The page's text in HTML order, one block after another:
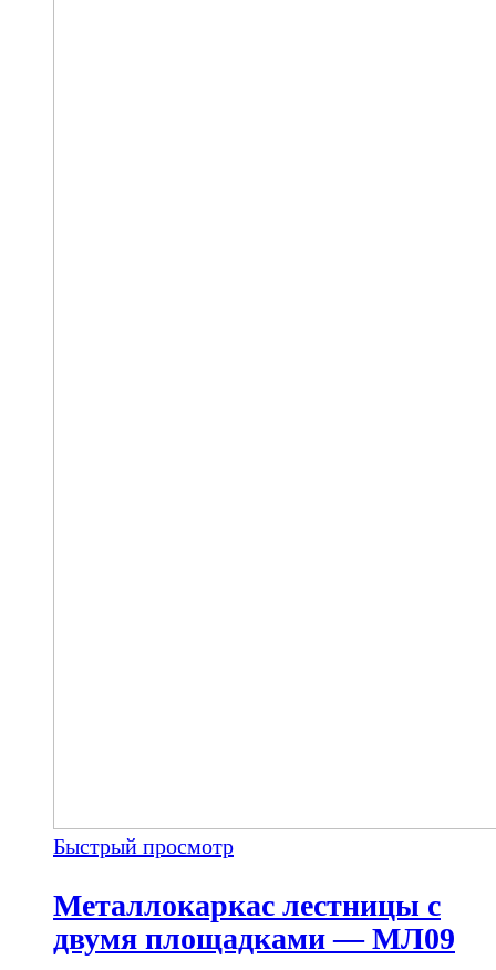
Быстрый просмотр
Металлокаркас лестницы с
двумя площадками — МЛ09